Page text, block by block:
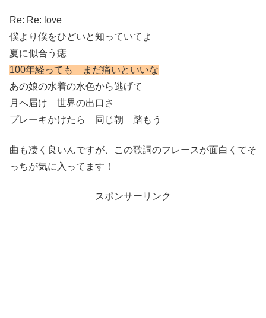
Re: Re: love
僕より僕をひどいと知っていてよ
夏に似合う痣
100年経っても まだ痛いといいな
あの娘の水着の水色から逃げて
月へ届け 世界の出口さ
プレーキかけたら 同じ朝 踏もう
曲も凄く良いんですが、この歌詞のフレースが面白くてそ
っちが気に入ってます！
スポンサーリンク